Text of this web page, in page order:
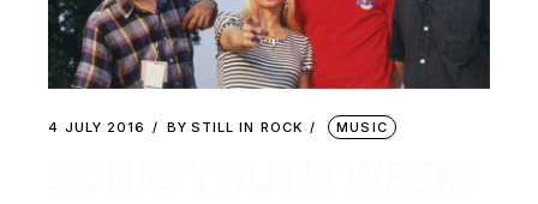
4 JULY 2016 BY STILL IN ROCK MUSIC